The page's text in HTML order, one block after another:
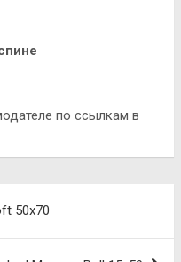
по ссылкам в
50х70